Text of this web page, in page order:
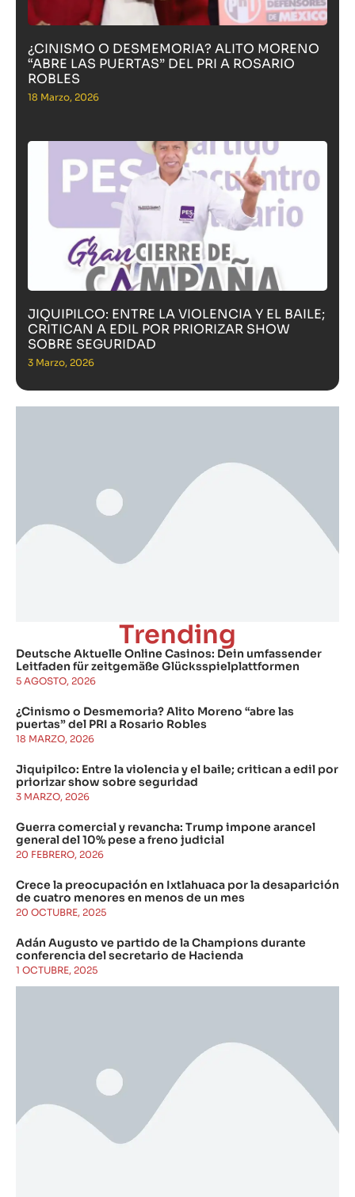
¿CINISMO O DESMEMORIA? ALITO MORENO
“ABRE LAS PUERTAS” DEL PRI A ROSARIO
ROBLES
18 Marzo, 2026
JIQUIPILCO: ENTRE LA VIOLENCIA Y EL BAILE;
CRITICAN A EDIL POR PRIORIZAR SHOW
SOBRE SEGURIDAD
3 Marzo, 2026
Trending
Deutsche Aktuelle Online Casinos: Dein umfassender
Leitfaden für zeitgemäße Glücksspielplattformen
5 AGOSTO, 2026
¿Cinismo o Desmemoria? Alito Moreno “abre las
puertas” del PRI a Rosario Robles
18 MARZO, 2026
Jiquipilco: Entre la violencia y el baile; critican a edil por
priorizar show sobre seguridad
3 MARZO, 2026
Guerra comercial y revancha: Trump impone arancel
general del 10% pese a freno judicial
20 FEBRERO, 2026
Crece la preocupación en Ixtlahuaca por la desaparición
de cuatro menores en menos de un mes
20 OCTUBRE, 2025
Adán Augusto ve partido de la Champions durante
conferencia del secretario de Hacienda
1 OCTUBRE, 2025